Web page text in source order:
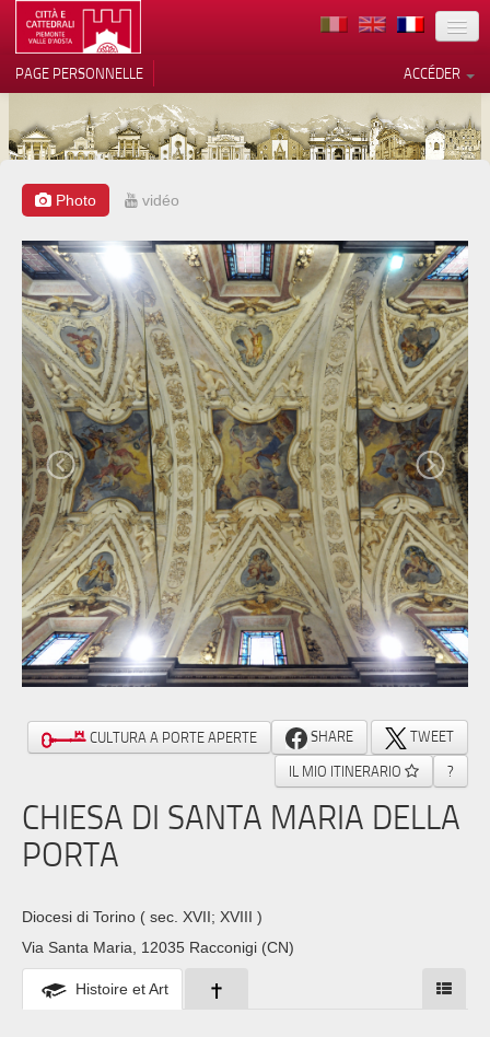
TERRITOIRE
ARCHITECTURE
MUSÉES
ITINÉRAIRES
EVÉNEMENTS
ACCUEIL
BÉNÉVOLES
CONTACTS
PRESS
ACCÉDER
PAGE PERSONNELLE
Photo vidéo
CULTURA A PORTE APERTE SHARE
TWEET
IL MIO ITINERARIO
?
CHIESA DI SANTA MARIA DELLA
PORTA
Diocesi di Torino ( sec. XVII; XVIII )
Via Santa Maria, 12035 Racconigi (CN)
Histoire et Art
Notification lors de la collecte
Vos choix en matière de